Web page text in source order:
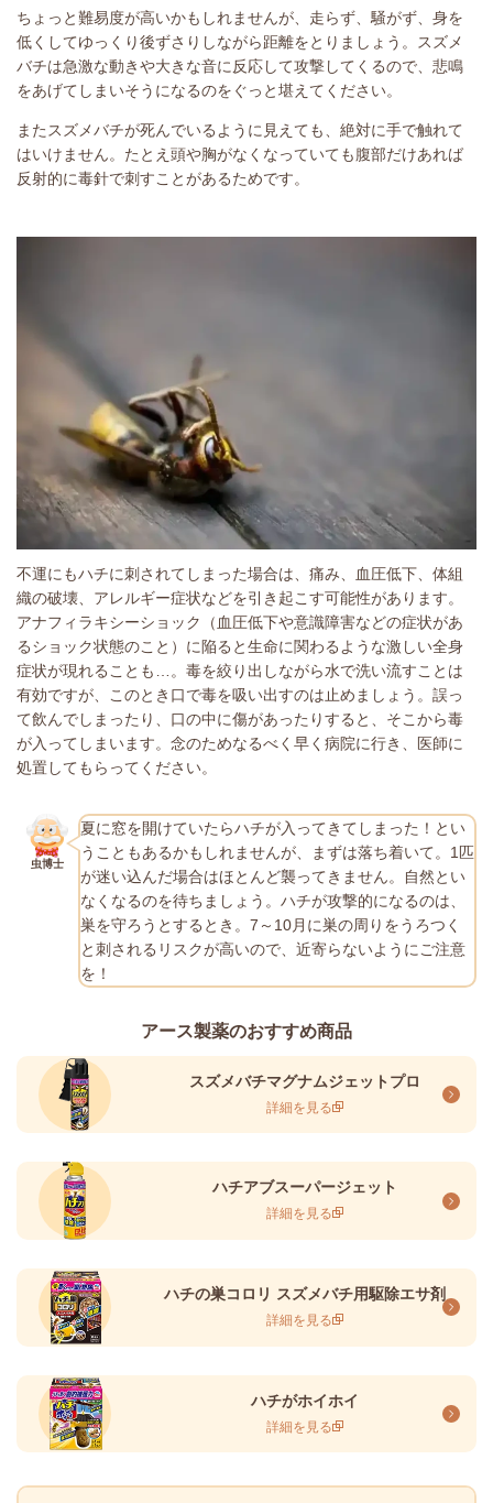
ちょっと難易度が高いかもしれませんが、走らず、騒がず、身を
低くしてゆっくり後ずさりしながら距離をとりましょう。スズメ
バチは急激な動きや大きな音に反応して攻撃してくるので、悲鳴
をあげてしまいそうになるのをぐっと堪えてください。
またスズメバチが死んでいるように見えても、絶対に手で触れて
はいけません。たとえ頭や胸がなくなっていても腹部だけあれば
反射的に毒針で刺すことがあるためです。
不運にもハチに刺されてしまった場合は、痛み、血圧低下、体組
織の破壊、アレルギー症状などを引き起こす可能性があります。
アナフィラキシーショック（血圧低下や意識障害などの症状があ
るショック状態のこと）に陥ると生命に関わるような激しい全身
症状が現れることも…。毒を絞り出しながら水で洗い流すことは
有効ですが、このとき口で毒を吸い出すのは止めましょう。誤っ
て飲んでしまったり、口の中に傷があったりすると、そこから毒
が入ってしまいます。念のためなるべく早く病院に行き、医師に
処置してもらってください。
虫博士
夏に窓を開けていたらハチが入ってきてしまった！とい
うこともあるかもしれませんが、まずは落ち着いて。1匹
が迷い込んだ場合はほとんど襲ってきません。自然とい
なくなるのを待ちましょう。ハチが攻撃的になるのは、
巣を守ろうとするとき。7～10月に巣の周りをうろつく
と刺されるリスクが高いので、近寄らないようにご注意
を！
アース製薬のおすすめ商品
スズメバチマグナムジェットプロ
詳細を見る
ハチアブスーパージェット
詳細を見る
ハチの巣コロリ スズメバチ用駆除エサ剤
詳細を見る
ハチがホイホイ
詳細を見る